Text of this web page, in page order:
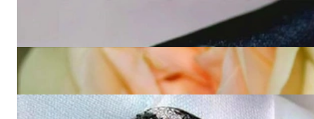
Stattlicher schwarze Diamanten Ring im Zick-Zack-Design
Feinster Naturbraune Brillanten Ring im Zick-Zack-Design
Stattliche schwarze Diamanten Ohrringe im Zick-Zack-Design